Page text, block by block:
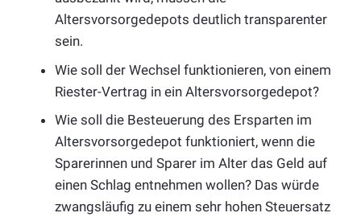
Altersvorsorgedepots deutlich transparenter
sein.
Wie soll der Wechsel funktionieren, von einem
Riester-Vertrag in ein Altersvorsorgedepot?
Wie soll die Besteuerung des Ersparten im
Altersvorsorgedepot funktioniert, wenn die
Sparerinnen und Sparer im Alter das Geld auf
einen Schlag entnehmen wollen? Das würde
zwangsläufig zu einem sehr hohen Steuersatz